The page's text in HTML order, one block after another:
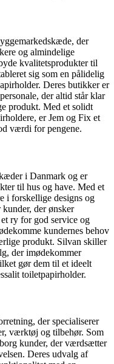
der
og almindelige
kvalitetsprodukter til
sig som en pålidelig
Deres butikker er
der altid står klar
produkt. Med et solidt
er Jem og Fix et
værdi for pengene.
i Danmark og er
til hus og have. Med et
i forskellige designs og
der ønsker
ry for god service og
kundernes behov
produkt. Silvan skiller
der imødekommer
gør dem til et ideelt
toiletpapirholder.
der specialiserer
værktøj og tilbehør. Som
kunder, der værdsætter
Deres udvalg af